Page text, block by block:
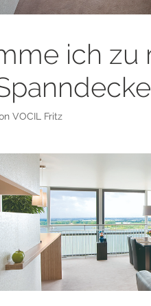
ich zu
VOCIL Fritz